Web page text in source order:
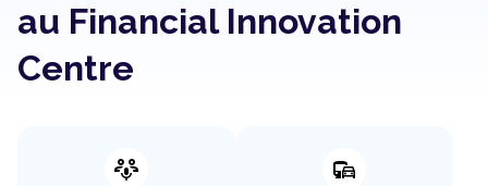
au Financial Innovation
Centre
adaptive_audio_mic commute